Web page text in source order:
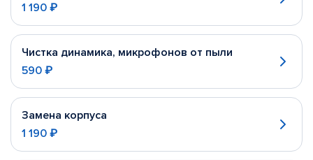
1 190 ₽
Чистка динамика, микрофонов от пыли
590 ₽
Замена корпуса
1 190 ₽